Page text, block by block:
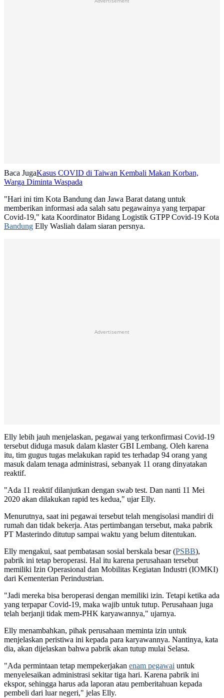
Baca JugaKasus COVID di Taiwan Kembali Makan Korban,
Warga Diminta Waspada
"Hari ini tim Kota Bandung dan Jawa Barat datang untuk
memberikan informasi ada salah satu pegawainya yang terpapar
Covid-19," kata Koordinator Bidang Logistik GTPP Covid-19 Kota
Bandung Elly Wasliah dalam siaran persnya.
Advertisement
Elly lebih jauh menjelaskan, pegawai yang terkonfirmasi Covid-19
tersebut diduga masuk dalam klaster GBI Lembang. Oleh karena
itu, tim gugus tugas melakukan rapid tes terhadap 94 orang yang
masuk dalam tenaga administrasi, sebanyak 11 orang dinyatakan
reaktif.
"Ada 11 reaktif dilanjutkan dengan swab test. Dan nanti 11 Mei
2020 akan dilakukan rapid tes kedua," ujar Elly.
Menurutnya, saat ini pegawai tersebut telah mengisolasi mandiri di
rumah dan tidak bekerja. Atas pertimbangan tersebut, maka pabrik
PT Masterindo ditutup sampai waktu yang belum ditentukan.
Elly mengakui, saat pembatasan sosial berskala besar (PSBB),
pabrik ini tetap beroperasi. Hal itu karena perusahaan tersebut
memiliki Izin Operasional dan Mobilitas Kegiatan Industri (IOMKI)
dari Kementerian Perindustrian.
"Jadi mereka bisa beroperasi dengan memiliki izin. Tetapi ketika ada
yang terpapar Covid-19, maka wajib untuk tutup. Perusahaan juga
telah berjanji tidak mem-PHK karyawannya," ujarnya.
Elly menambahkan, pihak perusahaan meminta izin untuk
menjelaskan peristiwa ini kepada para karyawannya. Nantinya, kata
dia, akan dijelaskan bahwa pabrik akan tutup mulai Selasa.
"Ada permintaan tetap mempekerjakan enam pegawai untuk
menyelesaikan administrasi sekitar tiga hari. Karena pabrik ini
ekspor, sehingga harus ada laporan atau pemberitahuan kepada
pembeli dari luar negeri," jelas Elly.